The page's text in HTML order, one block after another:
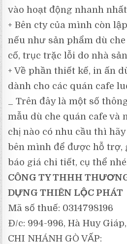
vào hoạt động nhanh
+ Bên cty của mình còn
nếu như sản phẩm dù
cố, trục trặc lỗi do nhà
+ Về phần thiết kế, in ấn
dành cho các quán cafe
_ Trên đây là một số
mẫu dù che quán cafe và
chị nào có nhu cầu thì
bên mình để được hỗ trợ,
báo giá chi tiết, cụ thể
CÔNG TY THHH
DỰNG THIÊN LỘC PHÁT
Mã số thuế: 0314798196
Đ/c: 994-996, Hà Huy
CHI NHÁNH GÒ VẤP: